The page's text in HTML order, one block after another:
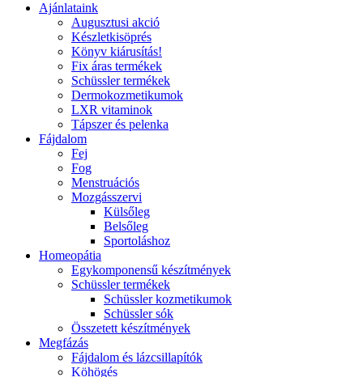
Ajánlataink
Augusztusi akció
Készletkisöprés
Könyv kiárusítás!
Fix áras termékek
Schüssler termékek
Dermokozmetikumok
LXR vitaminok
Tápszer és pelenka
Fájdalom
Fej
Fog
Menstruációs
Mozgásszervi
Külsőleg
Belsőleg
Sportoláshoz
Homeopátia
Egykomponensű készítmények
Schüssler termékek
Schüssler kozmetikumok
Schüssler sók
Összetett készítmények
Megfázás
Fájdalom és lázcsillapítók
Köhögés